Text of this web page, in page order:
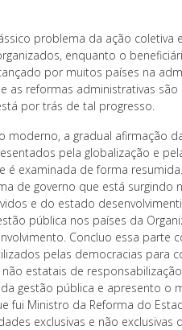
problema da ação coletiva
enquanto o
por muitos países na
as reformas administrativas são
por trás de tal progresso.
moderno, a gradual afirmação
pela globalização e
examinada de forma
governo que está surgindo
e do estado
pública nos países da
Concluo essa parte
pelas democracias para
estatais de
gestão pública e apresento o
Ministro da Reforma do
exclusivas e não exclusivas